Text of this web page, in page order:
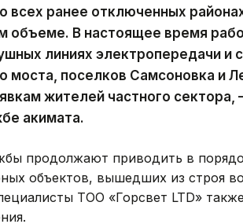
ранее отключенных
объеме. В настоящее время
линиях электропередачи и
моста, поселков Самсоновка и
жителей частного сектора,
акимата.
продолжают приводить в
объектов, вышедших из строя
ТОО «Горсвет LTD»